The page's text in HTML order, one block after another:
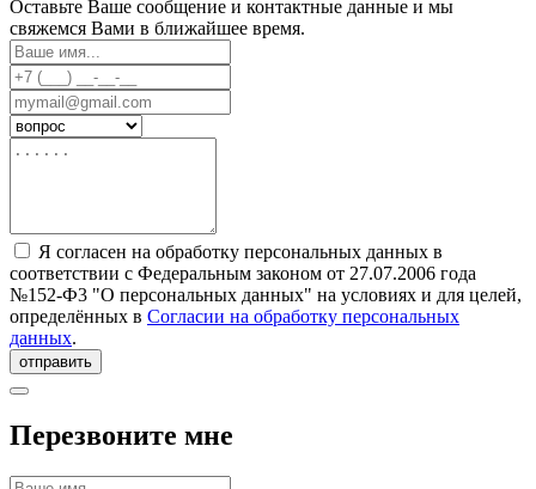
Оставьте Ваше сообщение и контактные данные и мы
свяжемся Вами в ближайшее время.
Я согласен на обработку персональных данных в
соответствии с Федеральным законом от 27.07.2006 года
№152-Ф3 "О персональных данных" на условиях и для целей,
определённых в Согласии на обработку персональных
данных.
отправить
Перезвоните мне